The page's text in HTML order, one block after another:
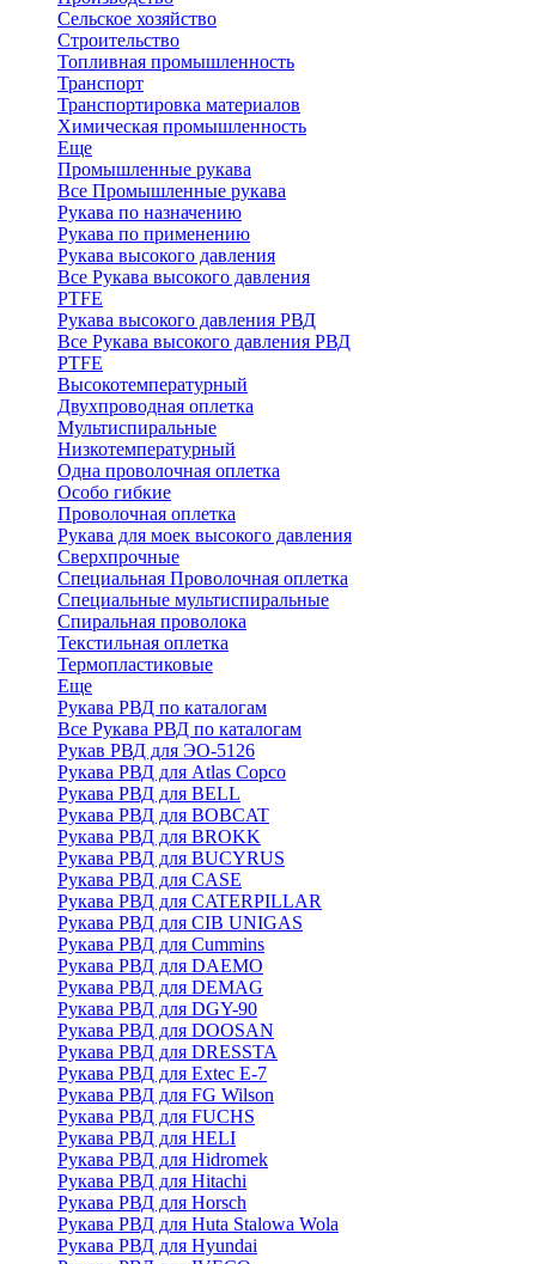
Сельское хозяйство
Строительство
Топливная промышленность
Транспорт
Транспортировка материалов
Химическая промышленность
Еще
Промышленные рукава
Все Промышленные рукава
Рукава по назначению
Рукава по применению
Рукава высокого давления
Все Рукава высокого давления
PTFE
Рукава высокого давления РВД
Все Рукава высокого давления РВД
PTFE
Высокотемпературный
Двухпроводная оплетка
Мультиспиральные
Низкотемпературный
Одна проволочная оплетка
Особо гибкие
Проволочная оплетка
Рукава для моек высокого давления
Сверхпрочные
Специальная Проволочная оплетка
Специальные мультиспиральные
Спиральная проволока
Текстильная оплетка
Термопластиковые
Еще
Рукава РВД по каталогам
Все Рукава РВД по каталогам
Рукав РВД для ЭО-5126
Рукава РВД для Atlas Copco
Рукава РВД для BELL
Рукава РВД для BOBCAT
Рукава РВД для BROKK
Рукава РВД для BUCYRUS
Рукава РВД для CASE
Рукава РВД для CATERPILLAR
Рукава РВД для CIB UNIGAS
Рукава РВД для Cummins
Рукава РВД для DAEMO
Рукава РВД для DEMAG
Рукава РВД для DGY-90
Рукава РВД для DOOSAN
Рукава РВД для DRESSTA
Рукава РВД для Extec E-7
Рукава РВД для FG Wilson
Рукава РВД для FUCHS
Рукава РВД для HELI
Рукава РВД для Hidromek
Рукава РВД для Hitachi
Рукава РВД для Horsch
Рукава РВД для Huta Stalowa Wola
Рукава РВД для Hyundai